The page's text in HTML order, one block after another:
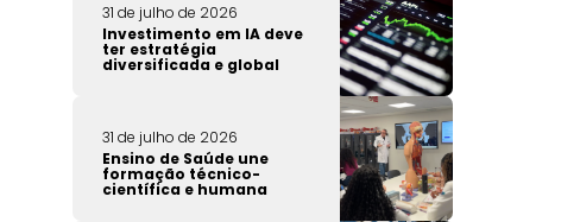
31 de julho de 2026
Investimento em IA deve
ter estratégia
diversificada e global
31 de julho de 2026
Ensino de Saúde une
formação técnico-
científica e humana